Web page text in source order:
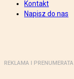
Kontakt
Napisz do nas
REKLAMA I PRENUMERATA